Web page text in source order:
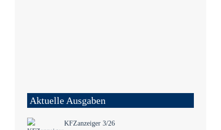
Aktuelle Ausgaben
KFZanzeiger 3/26